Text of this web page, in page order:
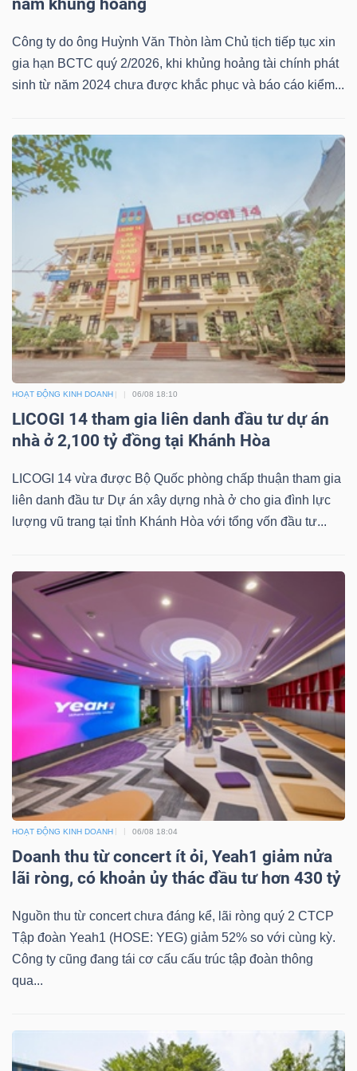
năm khủng hoảng
Công ty do ông Huỳnh Văn Thòn làm Chủ tịch tiếp tục xin
gia hạn BCTC quý 2/2026, khi khủng hoảng tài chính phát
sinh từ năm 2024 chưa được khắc phục và báo cáo kiểm...
HOẠT ĐỘNG KINH DOANH 06/08 18:10
LICOGI 14 tham gia liên danh đầu tư dự án
nhà ở 2,100 tỷ đồng tại Khánh Hòa
LICOGI 14 vừa được Bộ Quốc phòng chấp thuận tham gia
liên danh đầu tư Dự án xây dựng nhà ở cho gia đình lực
lượng vũ trang tại tỉnh Khánh Hòa với tổng vốn đầu tư...
HOẠT ĐỘNG KINH DOANH 06/08 18:04
Doanh thu từ concert ít ỏi, Yeah1 giảm nửa
lãi ròng, có khoản ủy thác đầu tư hơn 430 tỷ
Nguồn thu từ concert chưa đáng kể, lãi ròng quý 2 CTCP
Tập đoàn Yeah1 (HOSE: YEG) giảm 52% so với cùng kỳ.
Công ty cũng đang tái cơ cấu cấu trúc tập đoàn thông
qua...
Dịch
Đào
Sách
tài
chính
cụ
đầu
tư
Truyền
thông
tài
chính
Dữ
liệu
tài
chính